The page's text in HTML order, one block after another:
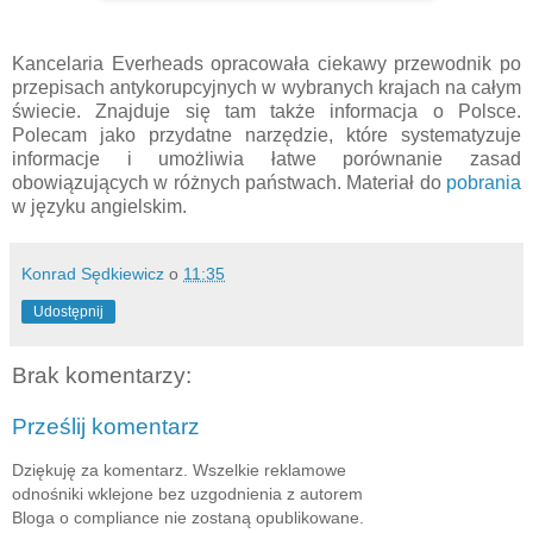
Kancelaria Everheads opracowała ciekawy przewodnik po
przepisach antykorupcyjnych w wybranych krajach na całym
świecie. Znajduje się tam także informacja o Polsce.
Polecam jako przydatne narzędzie, które systematyzuje
informacje i umożliwia łatwe porównanie zasad
obowiązujących w różnych państwach. Materiał do pobrania
w języku angielskim.
Konrad Sędkiewicz o 11:35
Udostępnij
Brak komentarzy:
Prześlij komentarz
Dziękuję za komentarz. Wszelkie reklamowe
odnośniki wklejone bez uzgodnienia z autorem
Bloga o compliance nie zostaną opublikowane.